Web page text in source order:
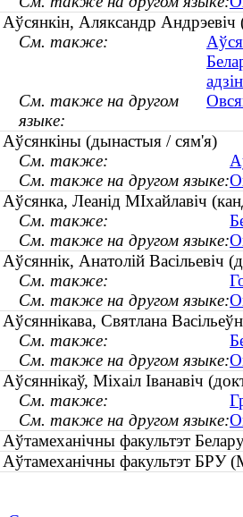
Аўсянкін, Аляксандр
См. также:
См. также на другом
языке:
Аўсянкіны (дынастыя / сям'я)
См. также:
См. также на другом языке:
Аўсянка, Леанід МІхайлавіч
См. также:
См. также на другом языке:
Аўсяннік, Анатолій Васільевіч
См. также:
См. также на другом языке:
Аўсяннікава, Святлана
См. также:
См. также на другом языке:
Аўсяннікаў, Міхаіл Іванавіч
См. также:
См. также на другом языке:
Аўтамеханічны факультэт
Аўтамеханічны факультэт БРУ